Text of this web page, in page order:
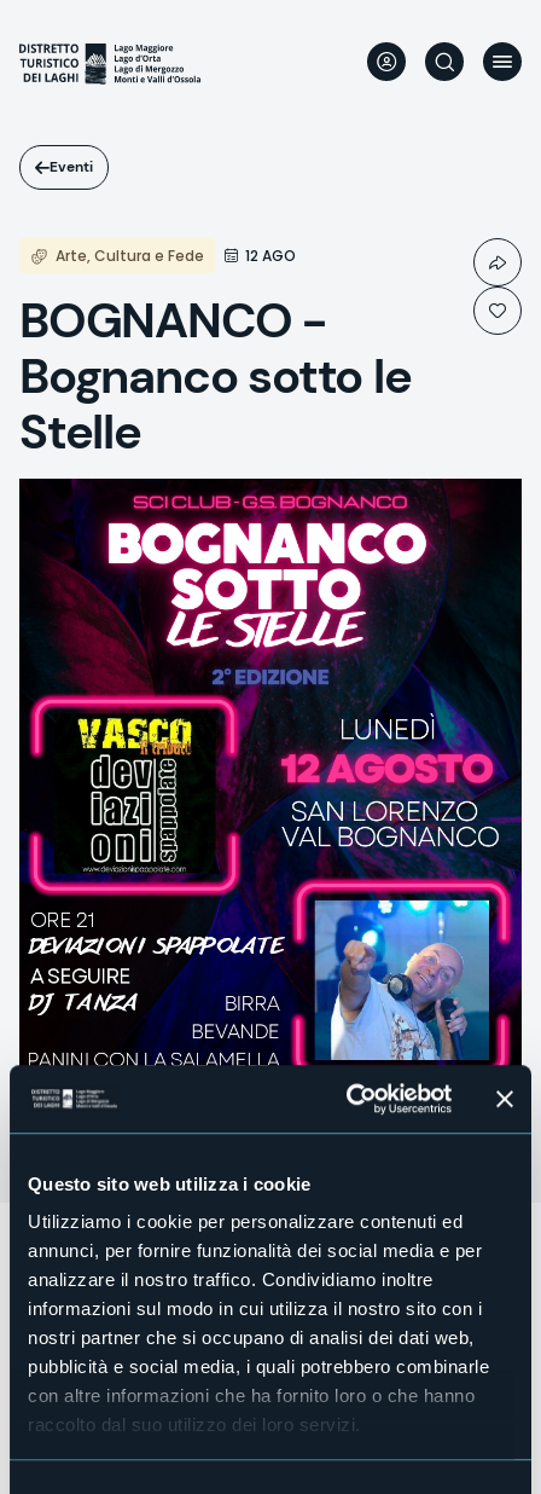
Questo sito web utilizza i cookie
Utilizziamo i cookie per personalizzare contenuti ed
annunci, per fornire funzionalità dei social media e per
analizzare il nostro traffico. Condividiamo inoltre
informazioni sul modo in cui utilizza il nostro sito con i
nostri partner che si occupano di analisi dei dati web,
pubblicità e social media, i quali potrebbero combinarle
con altre informazioni che ha fornito loro o che hanno
raccolto dal suo utilizzo dei loro servizi.
contenuto
principale
Eventi
Arte, Cultura e Fede 12 AGO
BOGNANCO -
Bognanco sotto le
Stelle
Lunedì 12 Agosto alle ore 21.00 si terràBognanco sotto le
Stelle, serata con musica e cibo. Vi aspetteranno le
deviazioni Spappolate, a seguire DJ Tanza. Per tutta la
serata birra e panini con la salamella.
Ingresso libero.
Organizzatore
Sci Club- GS Bognango
Luogo dell'evento
Fraz. San Lorenzo